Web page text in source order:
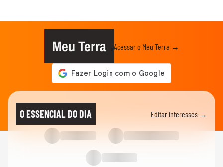
Meu Terra Acessar o Meu Terra →
O ESSENCIAL DO DIA Editar interesses →